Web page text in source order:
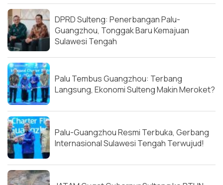
DPRD Sulteng: Penerbangan Palu-
Guangzhou, Tonggak Baru Kemajuan
Sulawesi Tengah
Palu Tembus Guangzhou: Terbang
Langsung, Ekonomi Sulteng Makin Meroket?
Palu-Guangzhou Resmi Terbuka, Gerbang
Internasional Sulawesi Tengah Terwujud!